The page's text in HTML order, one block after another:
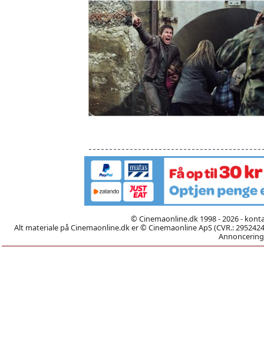
© Cinemaonline.dk 1998 - 2026 -
Alt materiale på Cinemaonline.dk er © Cinemaonline ApS (CVR.: